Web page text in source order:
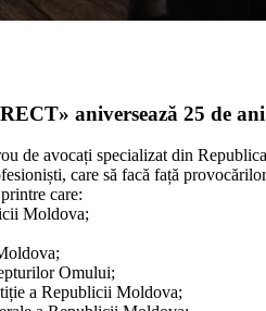
aniversează 25 de
de avocați specializat din
care să facă față
care:
Moldova;
Omului;
a Republicii Moldova;